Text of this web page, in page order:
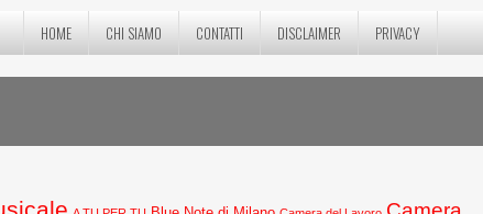
HOME CHI SIAMO CONTATTI DISCLAIMER PRIVACY